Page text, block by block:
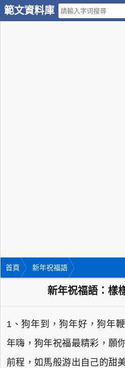
範文資料庫
首頁 新年祝福語
新年祝福語：樣
1、狗年到，狗年好，狗年
年嗨，狗年祝福最精彩，願
前程，如馬般游出自己的甜